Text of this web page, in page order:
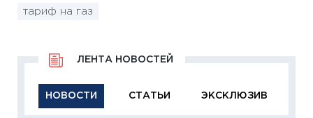
тариф на газ
НОВОСТИ СТАТЬИ ЭКСКЛЮЗИВ
ЛЕНТА НОВОСТЕЙ